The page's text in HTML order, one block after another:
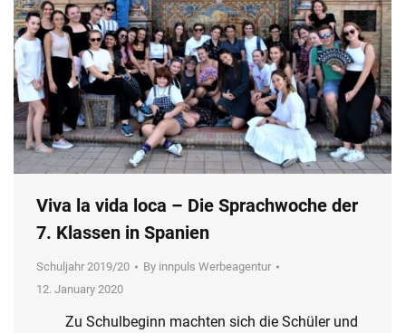
Viva la vida loca – Die Sprachwoche der
7. Klassen in Spanien
Schuljahr 2019/20 By innpuls Werbeagentur
12. January 2020
Zu Schulbeginn machten sich die Schüler und